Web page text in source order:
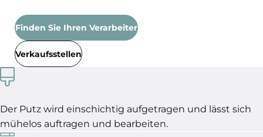
Finden Sie Ihren Verarbeiter
Verkaufsstellen
Der Putz wird einschichtig aufgetragen und lässt sich
mühelos auftragen und bearbeiten.